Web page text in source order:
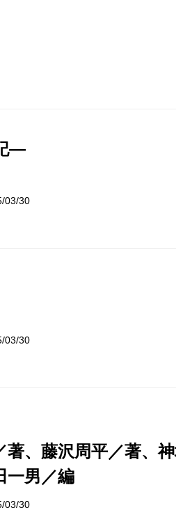
―
30
30
、藤沢周平／著、
一男／編
30